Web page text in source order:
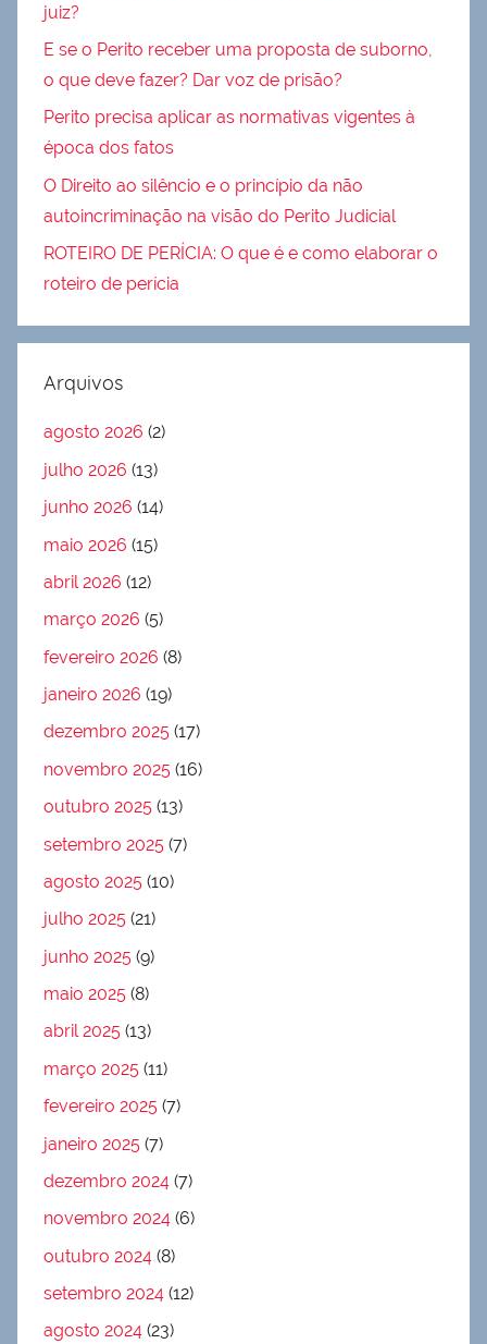
juiz?
E se o Perito receber uma proposta de suborno,
o que deve fazer? Dar voz de prisão?
Perito precisa aplicar as normativas vigentes à
época dos fatos
O Direito ao silêncio e o princípio da não
autoincriminação na visão do Perito Judicial
ROTEIRO DE PERÍCIA: O que é e como elaborar o
roteiro de perícia
Arquivos
agosto 2026 (2)
julho 2026 (13)
junho 2026 (14)
maio 2026 (15)
abril 2026 (12)
março 2026 (5)
fevereiro 2026 (8)
janeiro 2026 (19)
dezembro 2025 (17)
novembro 2025 (16)
outubro 2025 (13)
setembro 2025 (7)
agosto 2025 (10)
julho 2025 (21)
junho 2025 (9)
maio 2025 (8)
abril 2025 (13)
março 2025 (11)
fevereiro 2025 (7)
janeiro 2025 (7)
dezembro 2024 (7)
novembro 2024 (6)
outubro 2024 (8)
setembro 2024 (12)
agosto 2024 (23)